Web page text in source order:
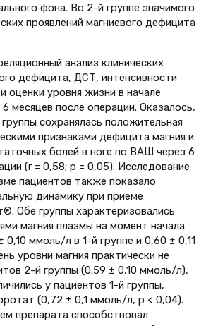
фона. Во 2-й группе значимого
проявлений магниевого дефицита
анализ клинических
дефицита, ДСТ, интенсивности
оценки уровня жизни в начале
месяцев после операции. Оказалось,
сохранялась положительная
признаками дефицита магния и
болей в ноге по ВАШ через 6
(r = 0,58; p = 0,05). Исследование
пациентов также показало
динамику при приеме
Обе группы характеризовались
магния плазмы на момент начала
0,10 ммоль/л в 1-й группе и 0,60 ± 0,11
уровни магния практически не
2-й группы (0.59 ± 0,10 ммоль/л),
у пациентов 1-й группы,
(0,72 ± 0,1 ммоль/л, р < 0,04).
препарата способствовал